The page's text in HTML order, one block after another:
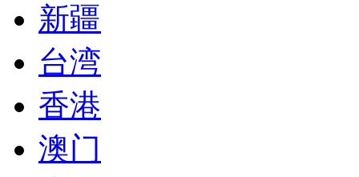
新疆
台湾
香港
澳门